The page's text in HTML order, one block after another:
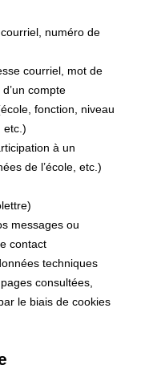
numéro de
courriel, mot de
compte
fonction, niveau
etc.)
à un
de l’école, etc.)
messages ou
contact
techniques
consultées,
le biais de cookies